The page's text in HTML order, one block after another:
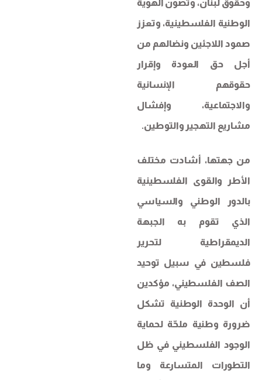
وحقوق لبنان، وتصون الهوية
الوطنية الفلسطينية، وتعزز
صمود اللاجئين ونضالهم من
أجل حق العودة وإقرار
حقوقهم الإنسانية
والاجتماعية، وإفشال
مشاريع التهجير والتوطين.
من جهتها، أشادت مختلف
الأطر والقوى الفلسطينية
بالدور الوطني والسياسي
الذي تقوم به الجبهة
الديمقراطية لتحرير
فلسطين في سبيل توحيد
الصف الفلسطيني، مؤكدين
أن الوحدة الوطنية تشكل
ضرورة وطنية ملحّة لحماية
الوجود الفلسطيني في ظل
التطورات المتسارعة وما